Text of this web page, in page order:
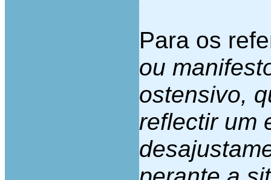
Para os
ou
ostensivo,
reflectir um